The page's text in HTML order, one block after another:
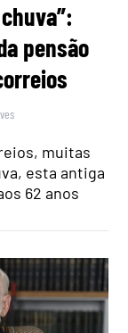
pensão
muitas
esta antiga
62 anos